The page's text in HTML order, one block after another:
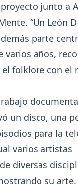
junto a
“Un León
parte
varios años,
el folklore con el
un disco, una
para la
varios artistas
diversas
su arte.